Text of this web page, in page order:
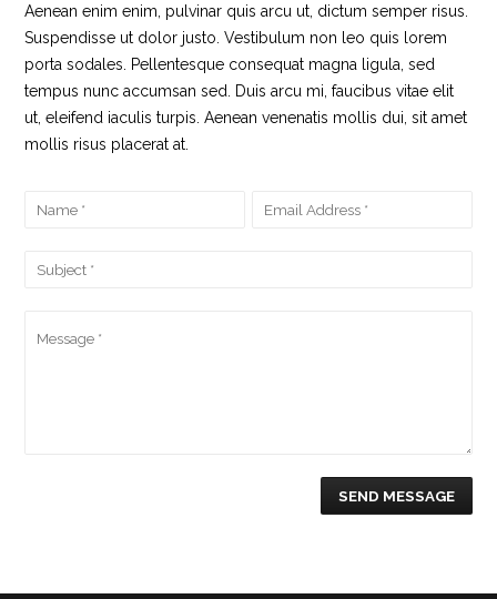
Aenean enim enim, pulvinar quis arcu ut, dictum semper risus.
Suspendisse ut dolor justo. Vestibulum non leo quis lorem
porta sodales. Pellentesque consequat magna ligula, sed
tempus nunc accumsan sed. Duis arcu mi, faucibus vitae elit
ut, eleifend iaculis turpis. Aenean venenatis mollis dui, sit amet
mollis risus placerat at.
SEND MESSAGE